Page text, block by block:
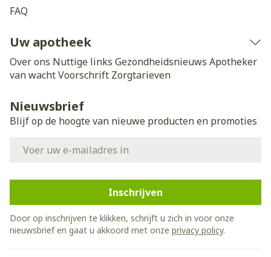
FAQ
Uw apotheek
Over ons Nuttige links Gezondheidsnieuws Apotheker
van wachtVoorschrift Zorgtarieven
Nieuwsbrief
Blijf op de hoogte van nieuwe producten en promoties
Inschrijven
Door op inschrijven te klikken, schrijft u zich in voor onze
nieuwsbrief en gaat u akkoord met onze privacy policy.